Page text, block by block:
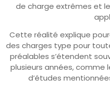
de charge extrêmes et
Cette réalité explique
des charges type pour
préalables s’étendent
plusieurs années, comme
d’études